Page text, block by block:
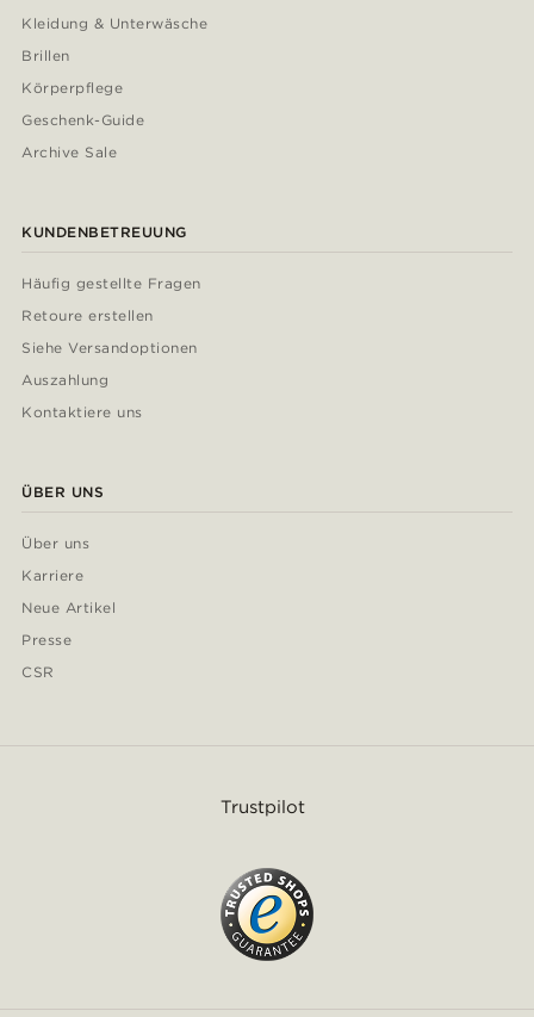
Kleidung & Unterwäsche
Brillen
Körperpflege
Geschenk-Guide
Archive Sale
KUNDENBETREUUNG
Häufig gestellte Fragen
Retoure erstellen
Siehe Versandoptionen
Auszahlung
Kontaktiere uns
ÜBER UNS
Über uns
Karriere
Neue Artikel
Presse
CSR
Trustpilot